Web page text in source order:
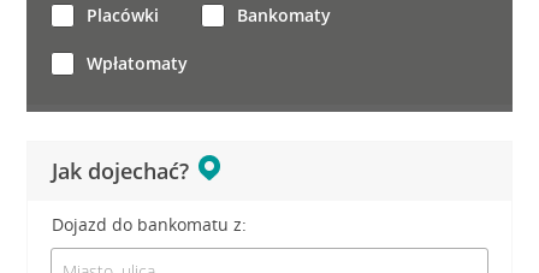
Jak dojechać?
Dojazd do bankomatu z:
Placówki Bankomaty
Wpłatomaty